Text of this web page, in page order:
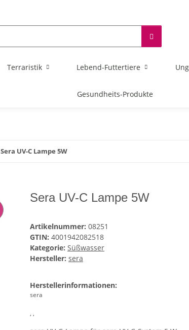
Terraristik Lebend-Futtertiere
Gesundheits-Produkte
Sera UV-C Lampe 5W
Sera UV-C Lampe 5W
Artikelnummer: 08251
GTIN: 4001942082518
Kategorie: Süßwasser
Hersteller: sera
Herstellerinformationen:
sera
, ,